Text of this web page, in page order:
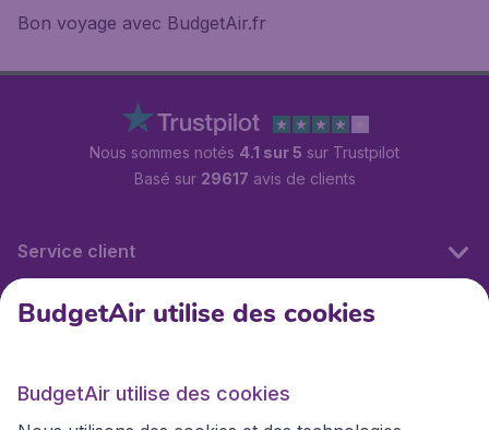
Bon voyage avec BudgetAir.fr
Nous sommes notés 4.1 sur 5 sur Trustpilot
Basé sur 29617 avis de clients
Service client
BudgetAir.fr
Sites internationaux
BudgetAir utilise des cookies
BudgetAir utilise des cookies